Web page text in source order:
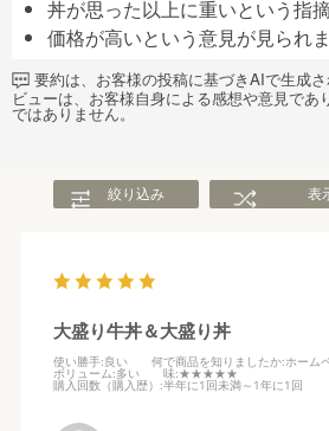
丼が思った以上に重いという指
価格が高いという意見が見られ
要約は、お客様の投稿に基づきAIで生成
ビューは、お客様自身による感想や意見であ
ではありません。
絞り込み 表
大盛り牛丼＆大盛り丼
使い勝手:良い 何で商品を知りましたか:ホーム
ボリューム:多い 味:★★★★★
購入回数（購入歴） :半年に1回未満～1年に1回